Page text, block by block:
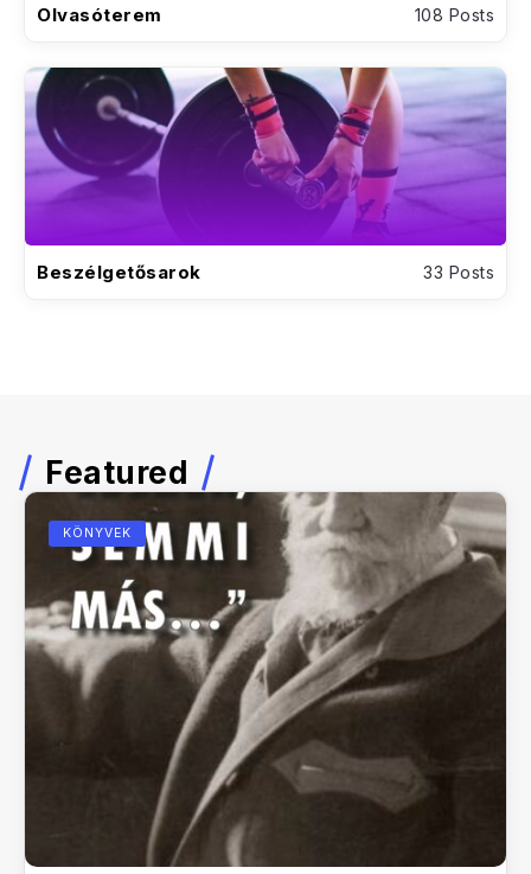
Olvasóterem 108 Posts
Beszélgetősarok 33 Posts
Featured
KÖNYVEK